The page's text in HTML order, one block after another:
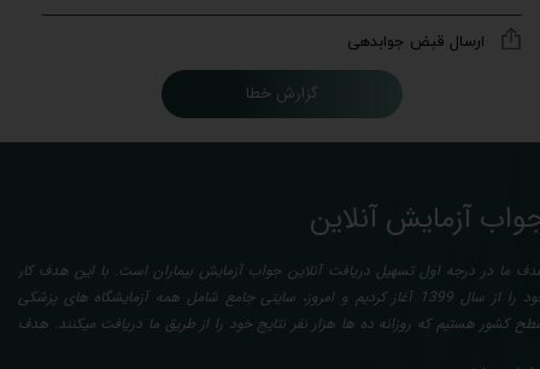
گزارش خطا
ارسال قبض جوابدهی
آزمایش آنلاین
ما در درجه اول تسهیل دریافت آنلاین جواب آزمایش بیماران است. با این هدف کار
خود را از سال 1399 آغاز کردیم و امروز، سایتی جامع شامل همه آزمایشگاه های پزشکی
کشور هستیم که روزانه ده ها هزار نفر نتایج خود را از طریق ما دریافت میکنند. هدف